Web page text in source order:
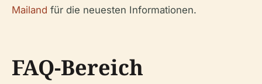
Mailand für die neuesten Informationen.
FAQ-Bereich